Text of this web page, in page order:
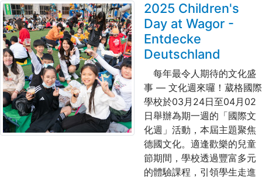
2025 Children's
Day at Wagor -
Entdecke
Deutschland
每年最令人期待的文化盛
事 — 文化週來囉！葳格國際
學校於03月24日至04月02
日舉辦為期一週的「國際文
化週」活動，本屆主題聚焦
德國文化。適逢歡樂的兒童
節期間，學校透過豐富多元
的體驗課程，引領學生走進